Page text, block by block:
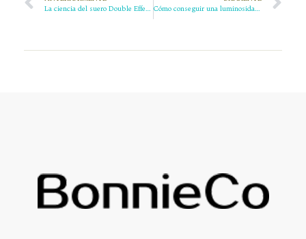
La ciencia del suero Double Effect para eliminar el acné
Cómo conseguir una luminosidad instantánea con 8s Pearl Tone-up Cream